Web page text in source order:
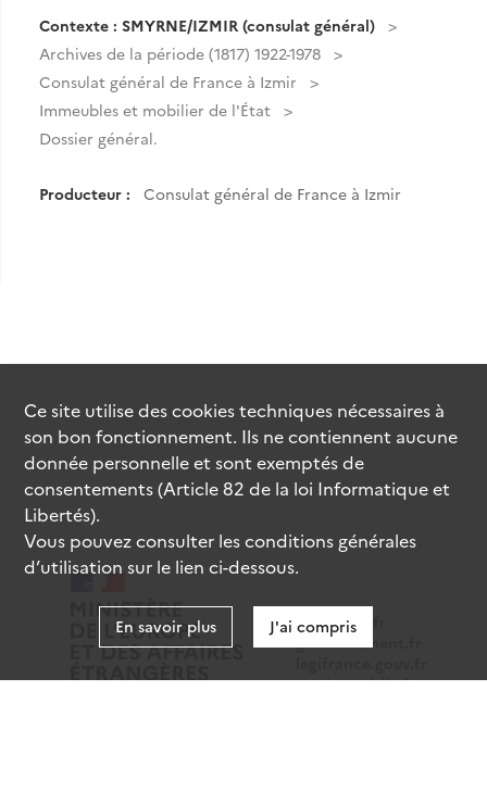
Contexte : SMYRNE/IZMIR (consulat général)
Archives de la période (1817) 1922-1978
Consulat général de France à Izmir
Immeubles et mobilier de l'État
Dossier général.
Producteur : Consulat général de France à Izmir
data.gouv.fr
gouvernement.fr
service-public.fr
Ce site utilise descookiestechniques nécessaires à
son bon fonctionnement. Ils ne contiennent aucune
donnée personnelle et sont exemptés de
consentements (Article 82 de la loi Informatique et
Libertés).
Vous pouvez consulter les conditions générales
d’utilisation sur le lien ci-dessous.
En savoir plus J'ai compris